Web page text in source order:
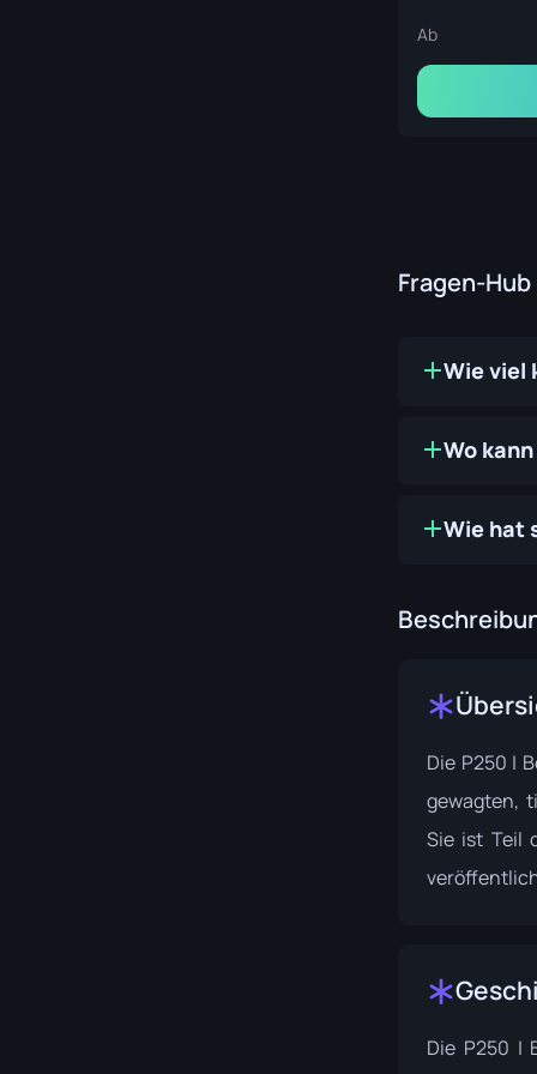
Ab
Fragen-Hub
Wie viel
Wo
Wie hat
Die P250 |
gewagten,
Sie ist Teil
Die P250 |